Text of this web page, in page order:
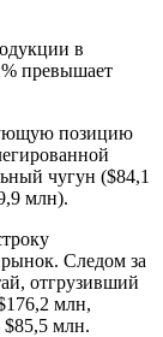
в
превышает
позицию
чугун ($84,1
млн).
Следом за
отгрузивший
млн,
млн.